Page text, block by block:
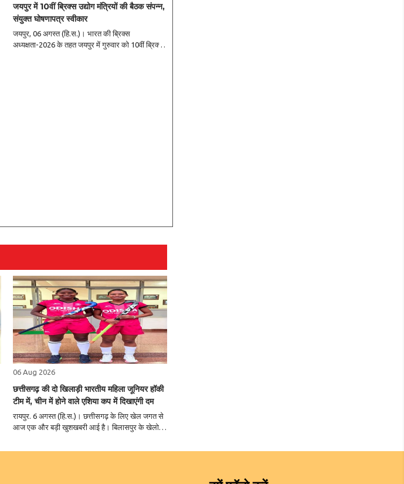
जयपुर में 10वीं ब्रिक्स उद्योग मंत्रियों की बैठक संपन्न,
संयुक्त घोषणापत्र स्वीकार
जयपुर, 06 अगस्त (हि.स.)। भारत की ब्रिक्स
अध्यक्षता-2026 के तहत जयपुर में गुरुवार को 10वीं ब्रिक्स
06 Aug 2026
छत्तीसगढ़ की दो खिलाड़ी भारतीय महिला जूनियर हॉकी
टीम में, चीन में होने वाले एशिया कप में दिखाएंगी दम
रायपुर. 6 अगस्त (हि.स.)। छत्तीसगढ़ के लिए खेल जगत से
आज एक और बड़ी खुशखबरी आई है। बिलासपुर के खेलो